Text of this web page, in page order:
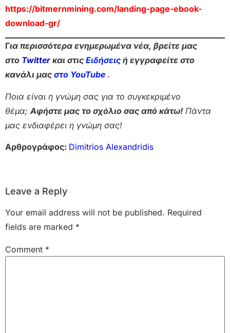
https://bitmernmining.com/landing-page-ebook-
download-gr/
Για περισσότερα ενημερωμένα νέα, βρείτε μας
στο Twitter και στις Ειδήσεις ή εγγραφείτε στο
κανάλι μας στο YouTube .
Ποια είναι η γνώμη σας για το συγκεκριμένο
θέμα; Αφήστε μας το σχόλιο σας από κάτω! Πάντα
μας ενδιαφέρει η γνώμη σας!
Αρθρογράφος: Dimitrios Alexandridis
Leave a Reply
Your email address will not be published. Required
fields are marked *
Comment *